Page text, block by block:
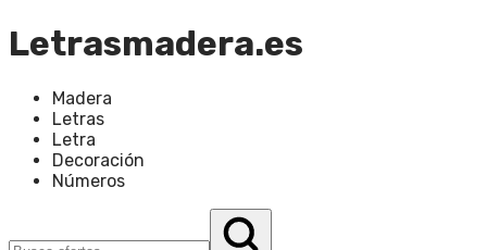
Letrasmadera.es
Madera
Letras
Letra
Decoración
Números